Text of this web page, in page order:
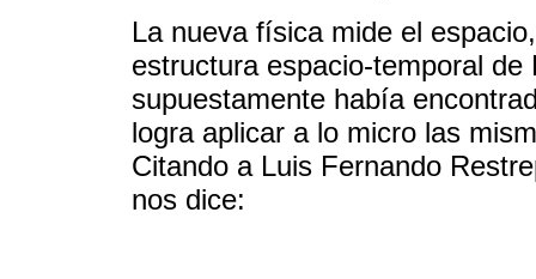
La nueva física mide el
estructura espacio-temporal
supuestamente había
logra aplicar a lo micro las
Citando a Luis Fernando
nos dice: